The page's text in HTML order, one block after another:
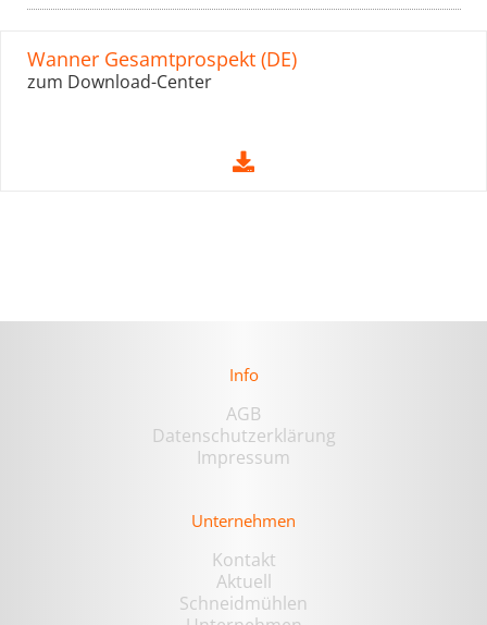
Wanner Gesamtprospekt (DE)
zum Download-Center
Info
AGB
Datenschutzerklärung
Impressum
Unternehmen
Kontakt
Aktuell
Schneidmühlen